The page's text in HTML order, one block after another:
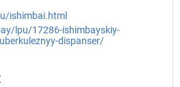
ishimbai.html
lpu/17286-ishimbayskiy-
dispanser/